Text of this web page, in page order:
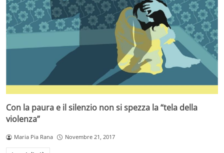
Con la paura e il silenzio non si spezza la “tela della
violenza”
Maria Pia Rana Novembre 21, 2017